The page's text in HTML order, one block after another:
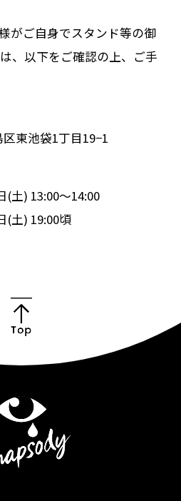
がご自身でスタンド等の御
、以下をご確認の上、ご手
東池袋1丁目19−1
(土) 13:00〜14:00
(土) 19:00頃